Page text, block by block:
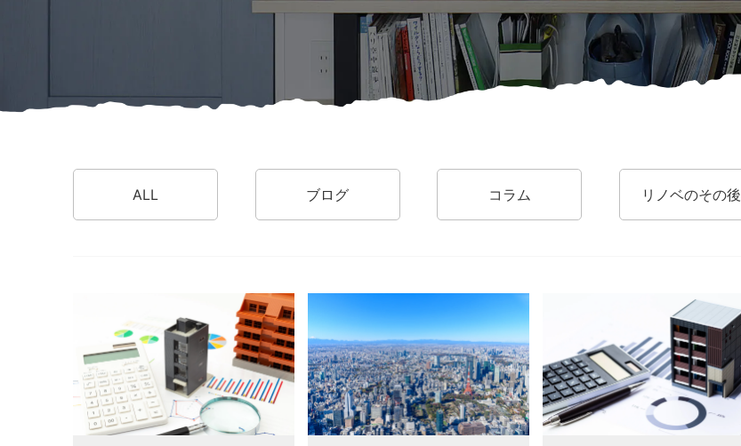
ALL ブログ コラム リノベのその後